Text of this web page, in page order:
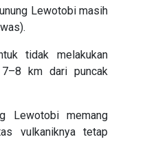
Lewotobi masih
tidak melakukan
km dari puncak
Lewotobi memang
vulkaniknya tetap